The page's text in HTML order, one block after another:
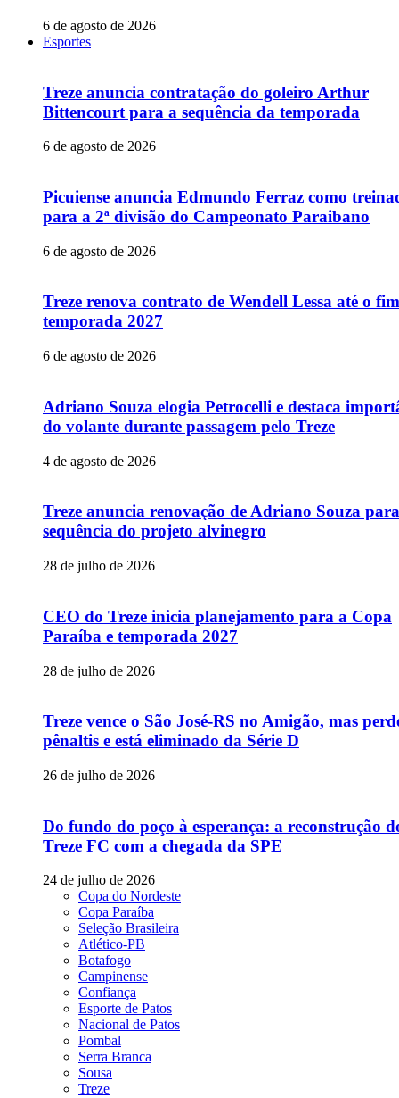
6 de agosto de 2026
Esportes
Treze anuncia contratação do goleiro Arthur
Bittencourt para a sequência da temporada
6 de agosto de 2026
Picuiense anuncia Edmundo Ferraz como
para a 2ª divisão do Campeonato Paraibano
6 de agosto de 2026
Treze renova contrato de Wendell Lessa até o
temporada 2027
6 de agosto de 2026
Adriano Souza elogia Petrocelli e destaca
do volante durante passagem pelo Treze
4 de agosto de 2026
Treze anuncia renovação de Adriano Souza para
sequência do projeto alvinegro
28 de julho de 2026
CEO do Treze inicia planejamento para a Copa
Paraíba e temporada 2027
28 de julho de 2026
Treze vence o São José-RS no Amigão, mas
pênaltis e está eliminado da Série D
26 de julho de 2026
Do fundo do poço à esperança: a reconstrução
Treze FC com a chegada da SPE
24 de julho de 2026
Copa do Nordeste
Copa Paraíba
Seleção Brasileira
Atlético-PB
Botafogo
Campinense
Confiança
Esporte de Patos
Nacional de Patos
Pombal
Serra Branca
Sousa
Treze